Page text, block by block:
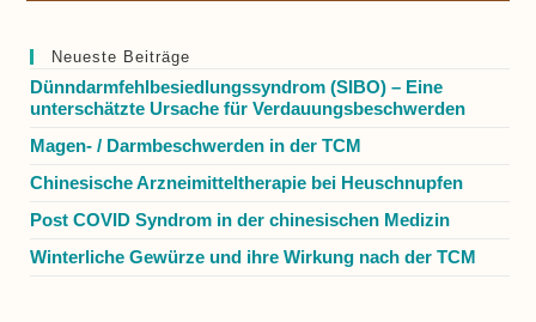
Verdauungsbeschwerden
Neueste Beiträge
Dünndarmfehlbesiedlungssyndrom (SIBO) – Eine
unterschätzte Ursache für Verdauungsbeschwerden
Magen- / Darmbeschwerden in der TCM
Chinesische Arzneimitteltherapie bei Heuschnupfen
Post COVID Syndrom in der chinesischen Medizin
Winterliche Gewürze und ihre Wirkung nach der TCM